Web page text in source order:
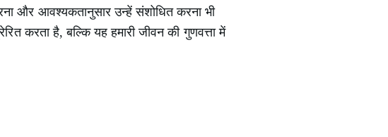
और आवश्यकतानुसार उन्हें संशोधित करना भी
करता है, बल्कि यह हमारी जीवन की गुणवत्ता में